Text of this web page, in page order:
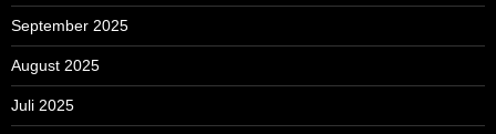
September 2025
August 2025
Juli 2025